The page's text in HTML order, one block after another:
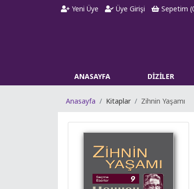
Yeni Üye Üye Girişi Sepetim (
ANASAYFA DİZİLER
Anasayfa Kitaplar Zihnin Yaşamı